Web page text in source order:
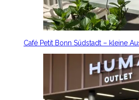
Café Petit Bonn Südstadt – kleine